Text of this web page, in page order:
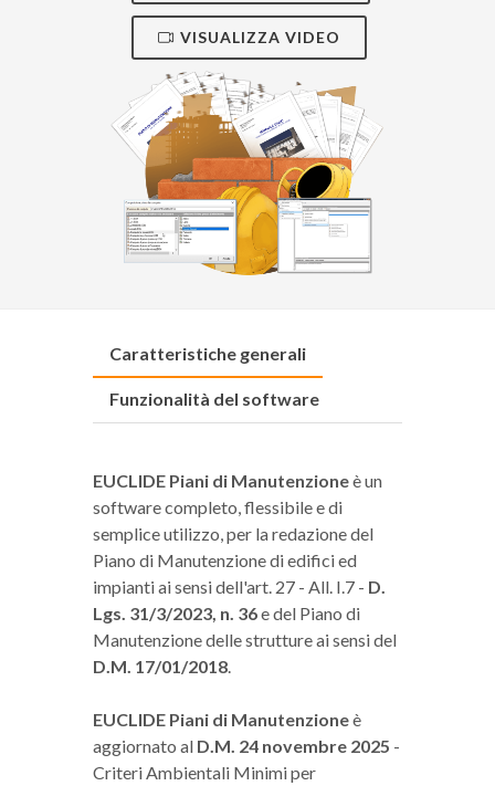
VISUALIZZA VIDEO
Caratteristiche generali
Funzionalità del software
EUCLIDE Piani di Manutenzioneè un
software completo, flessibile e di
semplice utilizzo, per la redazione del
Piano di Manutenzione di edifici ed
impianti ai sensi dell'art. 27 - All. I.7 - D.
Lgs. 31/3/2023, n. 36e del Piano di
Manutenzione delle strutture ai sensi del
D.M. 17/01/2018.
EUCLIDE Piani di Manutenzioneè
aggiornato al D.M. 24 novembre 2025 -
Criteri Ambientali Minimi per